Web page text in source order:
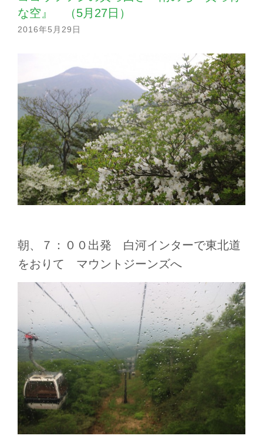
な空』 （5月27日）
2016年5月29日
朝、７：００出発 白河インターで東北道
をおりて マウントジーンズへ